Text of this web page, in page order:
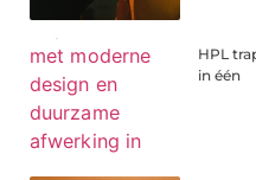
HPL
in één